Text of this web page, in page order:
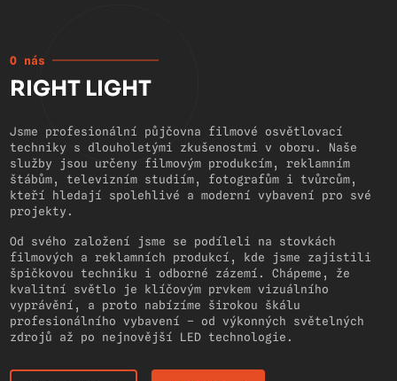
O nás
RIGHT LIGHT
Jsme profesionální půjčovna filmové osvětlovací
techniky s dlouholetými zkušenostmi v oboru. Naše
služby jsou určeny filmovým produkcím, reklamním
štábům, televizním studiím, fotografům i tvůrcům,
kteří hledají spolehlivé a moderní vybavení pro své
projekty.
Od svého založení jsme se podíleli na stovkách
filmových a reklamních produkcí, kde jsme zajistili
špičkovou techniku i odborné zázemí. Chápeme, že
kvalitní světlo je klíčovým prvkem vizuálního
vyprávění, a proto nabízíme širokou škálu
profesionálního vybavení – od výkonných světelných
zdrojů až po nejnovější LED technologie.